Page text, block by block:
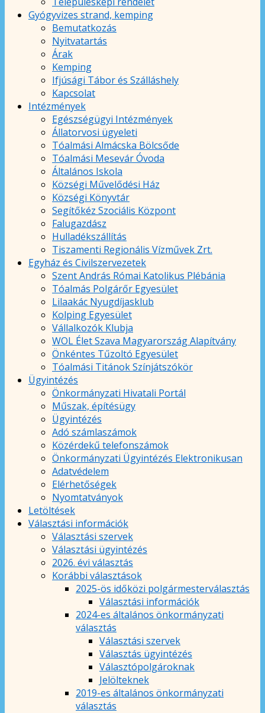
Gyógyvizes strand, kemping
Bemutatkozás
Nyitvatartás
Árak
Kemping
Ifjúsági Tábor és Szálláshely
Kapcsolat
Intézmények
Egészségügyi Intézmények
Állatorvosi ügyeleti
Tóalmási Almácska Bölcsőde
Tóalmási Mesevár Óvoda
Általános Iskola
Községi Művelődési Ház
Községi Könyvtár
Segítőkéz Szociális Központ
Falugazdász
Hulladékszállítás
Tiszamenti Regionális Vízművek Zrt.
Egyház és Civilszervezetek
Szent András Római Katolikus Plébánia
Tóalmás Polgárőr Egyesület
Lilaakác Nyugdíjasklub
Kolping Egyesület
Vállalkozók Klubja
WOL Élet Szava Magyarország Alapítvány
Önkéntes Tűzoltó Egyesület
Tóalmási Titánok Színjátszókör
Ügyintézés
Önkormányzati Hivatali Portál
Műszak, építésügy
Ügyintézés
Adó számlaszámok
Közérdekű telefonszámok
Önkormányzati Ügyintézés Elektronikusan
Adatvédelem
Elérhetőségek
Nyomtatványok
Letöltések
Választási információk
Választási szervek
Választási ügyintézés
2026. évi választás
Korábbi választások
2025-ös időközi polgármesterválasztás
Választási információk
2024-es általános önkormányzati
választás
Választási szervek
Választás ügyintézés
Választópolgároknak
Jelölteknek
2019-es általános önkormányzati
választás